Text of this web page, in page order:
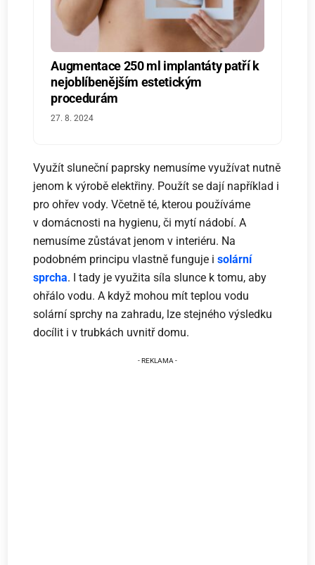
Augmentace 250 ml implantáty patří k
nejoblíbenějším estetickým
procedurám
27. 8. 2024
Využít sluneční paprsky nemusíme využívat nutně
jenom k výrobě elektřiny. Použít se dají například i
pro ohřev vody. Včetně té, kterou používáme
v domácnosti na hygienu, či mytí nádobí. A
nemusíme zůstávat jenom v interiéru. Na
podobném principu vlastně funguje isolární
sprcha. I tady je využita síla slunce k tomu, aby
ohřálo vodu. A když mohou mít teplou vodu
solární sprchy na zahradu, lze stejného výsledku
docílit i v trubkách uvnitř domu.